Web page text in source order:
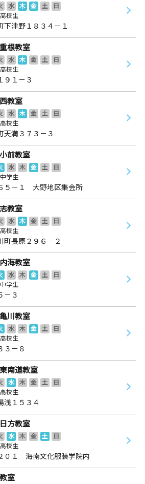
水 木 金 土
日
校生
津野１８３４－１
根教室
水 木 金 土
日
校生
９１－３
教室
水 木 金 土
日
校生
天満３７３－３
前教室
水 木 金 土
日
学生
５－１ 大野地区集会所
教室
水 木 金 土
日
校生
町長原２９６‐２
海教室
水 木 金 土
日
学生
－３
川教室
水 木 金 土
日
校生
３－８
南道教室
水 木 金 土
日
校生
浅１５３４
方教室
水 木 金 土
日
校生
０１ 海南文化服装学院内
室